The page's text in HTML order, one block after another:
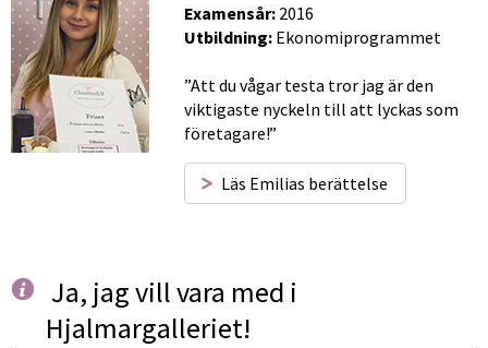
Examensår: 2016
Utbildning: Ekonomiprogrammet
”Att du vågar testa tror jag är den
viktigaste nyckeln till att lyckas som
företagare!”
Läs Emilias berättelse
Ja, jag vill vara med i
Hjalmargalleriet!